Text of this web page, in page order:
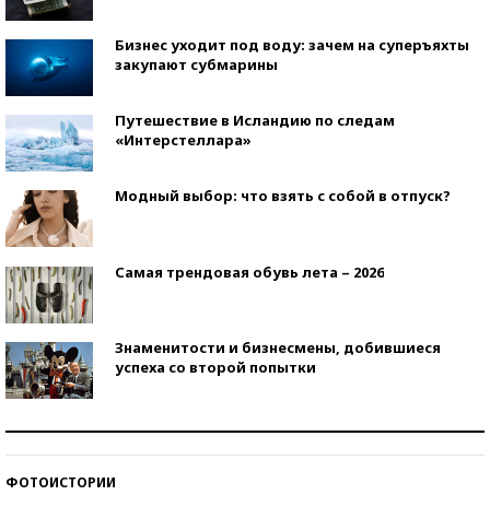
Бизнес уходит под воду: зачем на суперъяхты
закупают субмарины
Путешествие в Исландию по следам
«Интерстеллара»
Модный выбор: что взять с собой в отпуск?
Самая трендовая обувь лета – 2026
Знаменитости и бизнесмены, добившиеся
успеха со второй попытки
ФОТОИСТОРИИ